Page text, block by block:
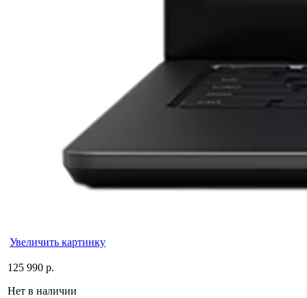
Увеличить картинку
125 990 р.
Нет в наличии